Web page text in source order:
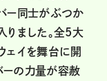
ー同士がぶつか
りました。全5大
ェイを舞台に開
ーの力量が容赦